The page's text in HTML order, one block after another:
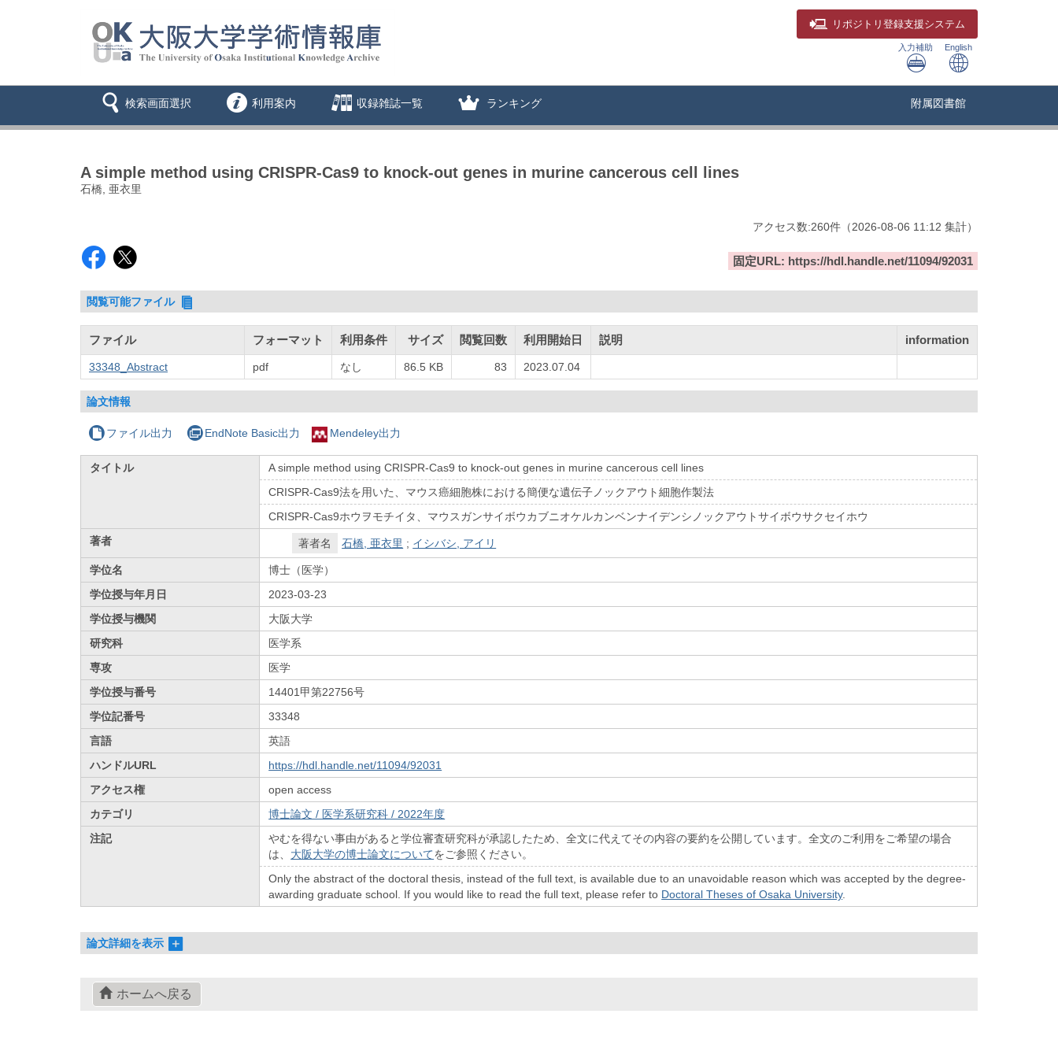
リポジトリ 登録支援システム
入力補助 English
検索画面選択 利用案内 収録雑誌一覧 ランキング 附属図書館
A simple method using CRISPR-Cas9 to knock-out genes in murine cancerous cell lines
石橋, 亜衣里
アクセス数:260件 （2026-08-06 11:12 集計）
固定URL: https://hdl.handle.net/11094/92031
閲覧可能ファイル
ファイル フォーマット 利用条件 サイズ 閲覧回数 利用開始日 説明 information
33348_Abstract pdf なし 86.5 KB 83 2023.07.04
論文情報
ファイル出力 EndNote Basic出力 Mendeley出力
タイトル
A simple method using CRISPR-Cas9 to knock-out genes in murine cancerous cell lines
CRISPR-Cas9法を用いた、マウス癌細胞株における簡便な遺伝子ノックアウト細胞作製法
CRISPR-Cas9ホウヲモチイタ、マウスガンサイボウカブニオケルカンベンナイデンシノックアウトサイボウサクセイホウ
著者
著者名 石橋, 亜衣里 ; イシバシ, アイリ
学位名
博士（医学）
学位授与年月日
2023-03-23
学位授与機関
大阪大学
研究科
医学系
専攻
医学
学位授与番号
14401甲第22756号
学位記番号
33348
言語
英語
ハンドルURL
https://hdl.handle.net/11094/92031
アクセス権
open access
カテゴリ
博士論文 / 医学系研究科 / 2022年度
注記
やむを得ない事由があると学位審査研究科が承認したため、全文に代えてその内容の要約を公開しています。全文のご利用をご希望の場合
は、 大阪大学の博士論文についてをご参照ください。
Only the abstract of the doctoral thesis, instead of the full text, is available due to an unavoidable reason which was accepted by the degree-
awarding graduate school. If you would like to read the full text, please refer to Doctoral Theses of Osaka University.
論文詳細を表示
ホームへ戻る